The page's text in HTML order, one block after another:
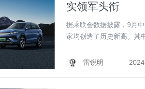
实领军头衔
据乘联会数据披露，9月
家均创造了历史新高。其
雷锐明